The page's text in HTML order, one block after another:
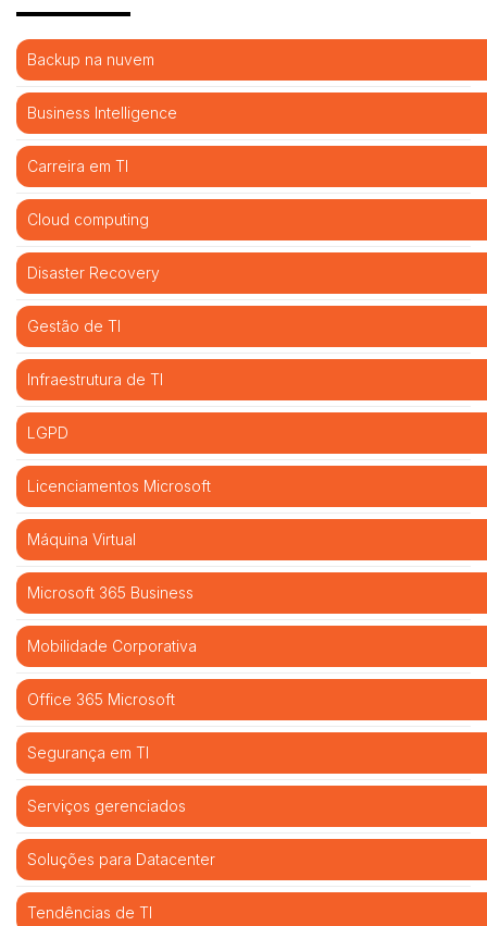
Backup na nuvem
Business Intelligence
Carreira em TI
Cloud computing
Disaster Recovery
Gestão de TI
Infraestrutura de TI
LGPD
Licenciamentos Microsoft
Máquina Virtual
Microsoft 365 Business
Mobilidade Corporativa
Office 365 Microsoft
Segurança em TI
Serviços gerenciados
Soluções para Datacenter
Tendências de TI